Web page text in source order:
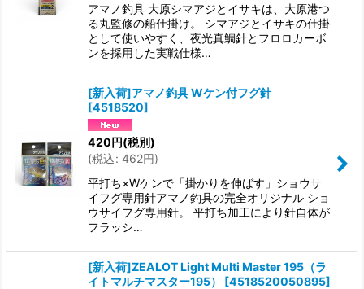
アマノ釣具 大原シマアジとイサキは、大原港つ
る丸監修の船仕掛け。 シマアジとイサキの仕掛
として使いやすく、夜光真鯛針とフロロカーボ
ンを採用した実戦仕様…
[新入荷]アマノ釣具 Wケン付フグ針
[4518520]
420円(税別)
(税込: 462円)
平打ち×Wケンで「掛かりを伸ばす」ショウサ
イフグ専用針アマノ釣具の完全オリジナル ショ
ウサイフグ専用針。 平打ち加工により針自体が
フラッシ…
[新入荷]ZEALOT Light Multi Master 195（ラ
イトマルチマスター195）
[4518520050895]